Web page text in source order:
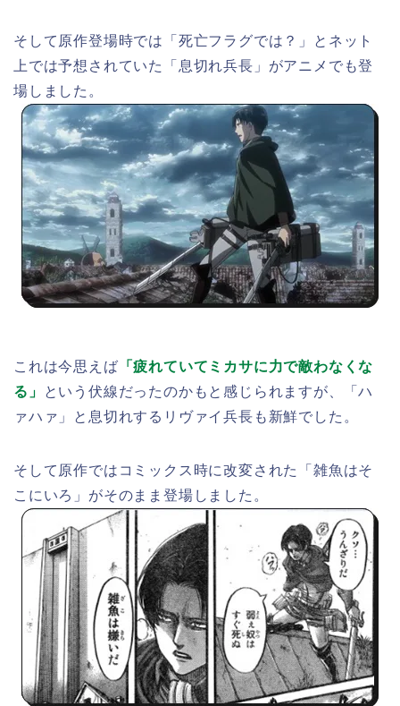
そして原作登場時では「死亡フラグでは？」とネット
上では予想されていた「息切れ兵長」がアニメでも登
場しました。
これは今思えば 「疲れていてミカサに力で敵わなくな
る」
という伏線だったのかもと感じられますが、「ハ
ァハァ」と息切れするリヴァイ兵長も新鮮でした。
そして原作ではコミックス時に改変された「雑魚はそ
こにいろ」がそのまま登場しました。